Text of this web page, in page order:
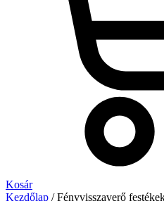
Kosár
Kezdőlap / Fényvisszaverő